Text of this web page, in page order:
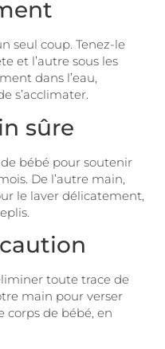
seul coup. Tenez-le
et l’autre sous les
dans l’eau,
s’acclimater.
sûre
bébé pour soutenir
De l’autre main,
le laver délicatement,
toute trace de
main pour verser
corps de bébé, en